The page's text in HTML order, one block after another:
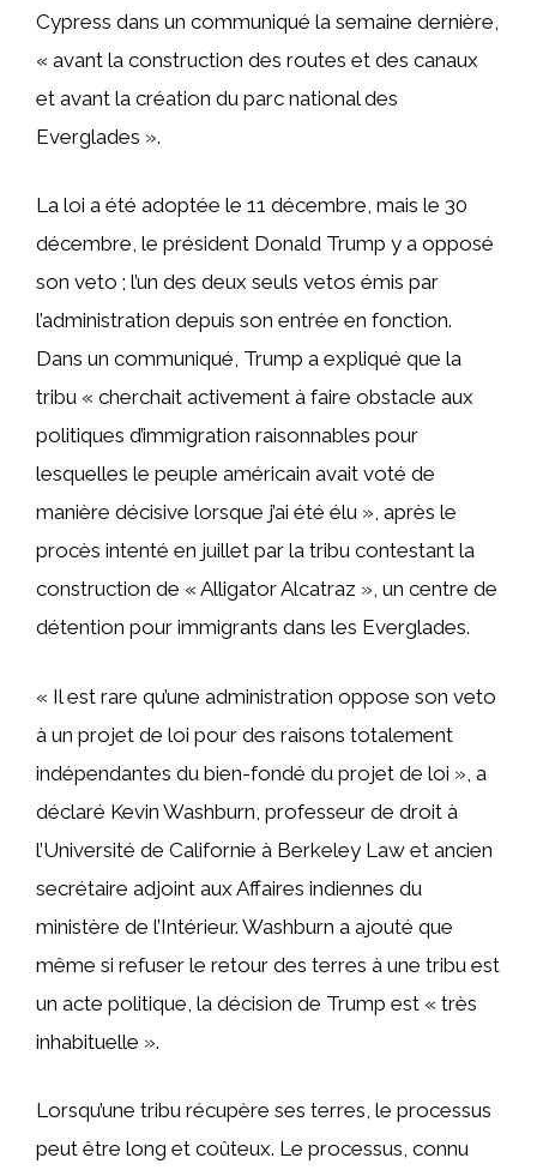
Cypress dans un communiqué la semaine dernière,
« avant la construction des routes et des canaux
et avant la création du parc national des
Everglades ».
La loi a été adoptée le 11 décembre, mais le 30
décembre, le président Donald Trump y a opposé
son veto ; l’un des deux seuls vetos émis par
l’administration depuis son entrée en fonction.
Dans un communiqué, Trump a expliqué que la
tribu « cherchait activement à faire obstacle aux
politiques d’immigration raisonnables pour
lesquelles le peuple américain avait voté de
manière décisive lorsque j’ai été élu », après le
procès intenté en juillet par la tribu contestant la
construction de « Alligator Alcatraz », un centre de
détention pour immigrants dans les Everglades.
« Il est rare qu’une administration oppose son veto
à un projet de loi pour des raisons totalement
indépendantes du bien-fondé du projet de loi », a
déclaré Kevin Washburn, professeur de droit à
l’Université de Californie à Berkeley Law et ancien
secrétaire adjoint aux Affaires indiennes du
ministère de l’Intérieur. Washburn a ajouté que
même si refuser le retour des terres à une tribu est
un acte politique, la décision de Trump est « très
inhabituelle ».
Lorsqu’une tribu récupère ses terres, le processus
peut être long et coûteux. Le processus, connu